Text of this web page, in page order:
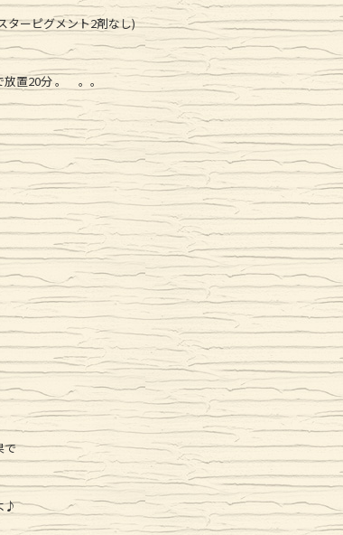
ターピグメント2剤なし)
置20分 。 。。
で
♪